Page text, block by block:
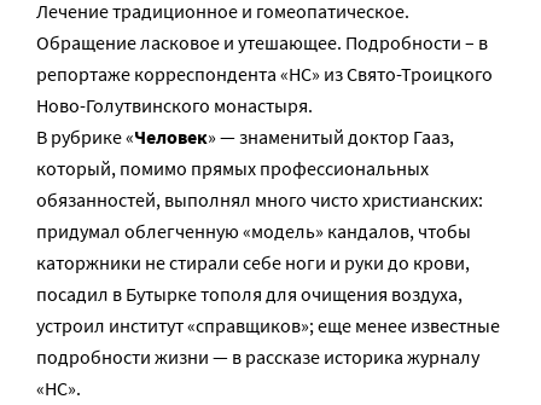
Лечение традиционное и гомеопатическое.
Обращение ласковое и утешающее. Подробности – в
репортаже корреспондента «НС» из Свято-Троицкого
Ново-Голутвинского монастыря.
В рубрике «Человек» — знаменитый доктор Гааз,
который, помимо прямых профессиональных
обязанностей, выполнял много чисто христианских:
придумал облегченную «модель» кандалов, чтобы
каторжники не стирали себе ноги и руки до крови,
посадил в Бутырке тополя для очищения воздуха,
устроил институт «справщиков»; еще менее известные
подробности жизни — в рассказе историка журналу
«НС».